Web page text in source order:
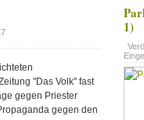
"Das Volk" fast
gegen Priester
gegen den
1)